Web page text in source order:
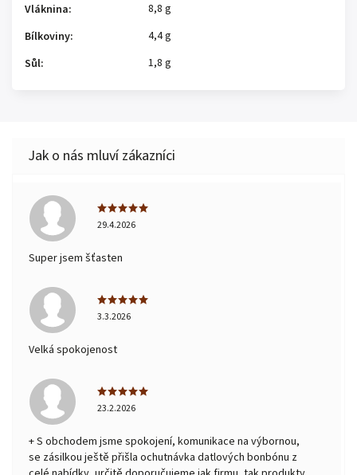
Vláknina:
8,8 g
Bílkoviny:
4,4 g
Sůl: 1,8 g
29.4.2026
Super jsem šťasten
3.3.2026
Velká spokojenost
23.2.2026
+ S obchodem jsme spokojení, komunikace na výbornou,
se zásilkou ještě přišla ochutnávka datlových bonbónu z